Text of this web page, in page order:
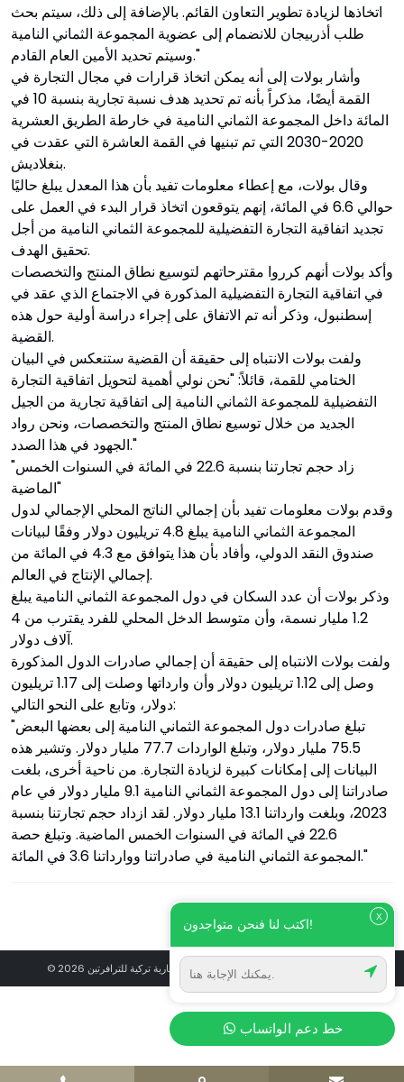
اتخاذها لزيادة تطوير التعاون القائم. بالإضافة إلى ذلك، سيتم بحث
طلب أذربيجان للانضمام إلى عضوية المجموعة الثماني النامية
وسيتم تحديد الأمين العام القادم."
وأشار بولات إلى أنه يمكن اتخاذ قرارات في مجال التجارة في
القمة أيضًا، مذكراً بأنه تم تحديد هدف نسبة تجارية بنسبة 10 في
المائة داخل المجموعة الثماني النامية في خارطة الطريق العشرية
2020-2030 التي تم تبنيها في القمة العاشرة التي عقدت في
بنغلاديش.
وقال بولات، مع إعطاء معلومات تفيد بأن هذا المعدل يبلغ حاليًا
حوالي 6.6 في المائة، إنهم يتوقعون اتخاذ قرار البدء في العمل على
تجديد اتفاقية التجارة التفضيلية للمجموعة الثماني النامية من أجل
تحقيق الهدف.
وأكد بولات أنهم كرروا مقترحاتهم لتوسيع نطاق المنتج والتخصصات
في اتفاقية التجارة التفضيلية المذكورة في الاجتماع الذي عقد في
إسطنبول، وذكر أنه تم الاتفاق على إجراء دراسة أولية حول هذه
القضية.
ولفت بولات الانتباه إلى حقيقة أن القضية ستنعكس في البيان
الختامي للقمة، قائلاً: "نحن نولي أهمية لتحويل اتفاقية التجارة
التفضيلية للمجموعة الثماني النامية إلى اتفاقية تجارية من الجيل
الجديد من خلال توسيع نطاق المنتج والتخصصات، ونحن رواد
الجهود في هذا الصدد."
"زاد حجم تجارتنا بنسبة 22.6 في المائة في السنوات الخمس
الماضية"
وقدم بولات معلومات تفيد بأن إجمالي الناتج المحلي الإجمالي لدول
المجموعة الثماني النامية يبلغ 4.8 تريليون دولار وفقًا لبيانات
صندوق النقد الدولي، وأفاد بأن هذا يتوافق مع 4.3 في المائة من
إجمالي الإنتاج في العالم.
وذكر بولات أن عدد السكان في دول المجموعة الثماني النامية يبلغ
1.2 مليار نسمة، وأن متوسط الدخل المحلي للفرد يقترب من 4
آلاف دولار.
ولفت بولات الانتباه إلى حقيقة أن إجمالي صادرات الدول المذكورة
وصل إلى 1.12 تريليون دولار وأن وارداتها وصلت إلى 1.17 تريليون
دولار، وتابع على النحو التالي:
"تبلغ صادرات دول المجموعة الثماني النامية إلى بعضها البعض
75.5 مليار دولار، وتبلغ الواردات 77.7 مليار دولار. وتشير هذه
البيانات إلى إمكانات كبيرة لزيادة التجارة. من ناحية أخرى، بلغت
صادراتنا إلى دول المجموعة الثماني النامية 9.1 مليار دولار في عام
2023، وبلغت وارداتنا 13.1 مليار دولار. لقد ازداد حجم تجارتنا بنسبة
22.6 في المائة في السنوات الخمس الماضية. وتبلغ حصة
المجموعة الثماني النامية في صادراتنا ووارداتنا 3.6 في المائة."
© 2026 حصارلي مرمر ترافيرتين - علامة تجارية تركية للترافرتين
X
اكتب لنا فنحن متواجدون!
خط دعم الواتساب